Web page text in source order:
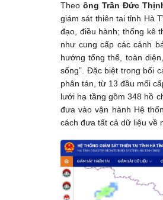
Theo ông Trần Đức
giám sát thiên tai tỉnh Hà
đạo, điều hành; thống kê
như cung cấp các cảnh
hướng tổng thể, toàn
sống”. Đặc biệt trong bối
phân tán, từ 13 đầu mối
lưới hạ tầng gồm 348 hồ
đưa vào vận hành Hệ
cách đưa tất cả dữ liệu về